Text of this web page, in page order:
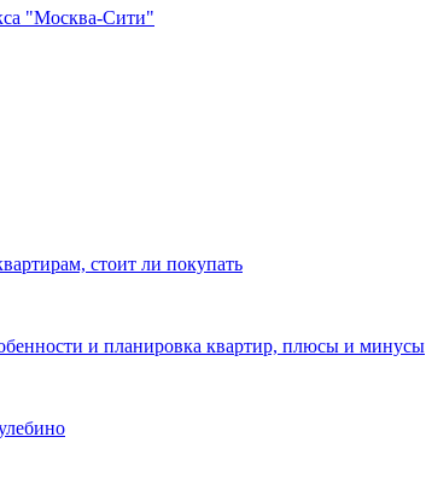
"Москва-Сити"
стоит ли покупать
и планировка квартир, плюсы и минусы